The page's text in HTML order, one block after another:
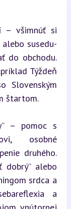
– všimnúť si
susedu-
do obchodu.
Týždeň
Slovenským
štartom.
– pomoc s
osobné
druhého.
dobrý” alebo
srdca a
a